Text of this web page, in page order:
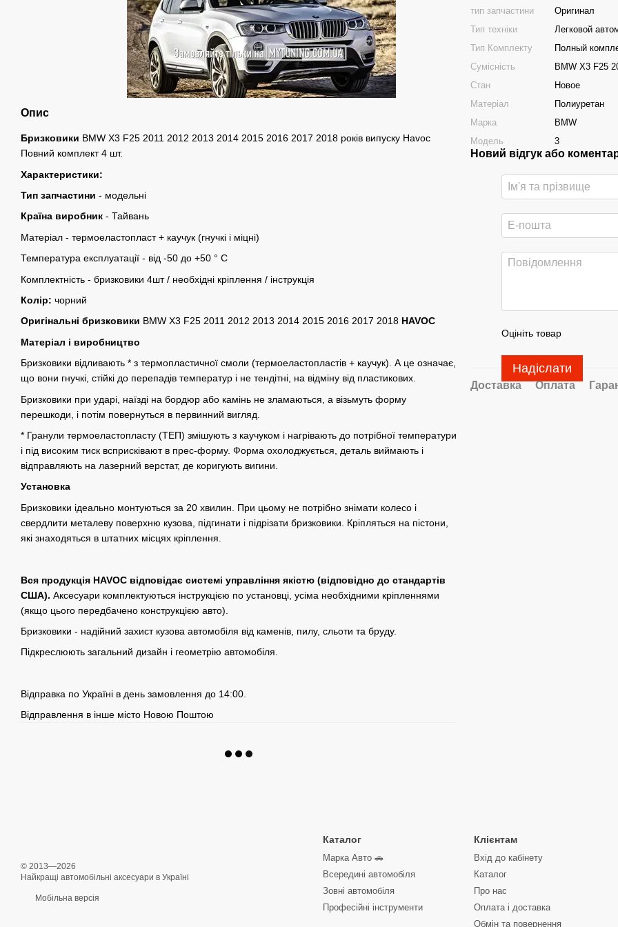
Опис
Бризковики BMW X3 F25 2011 2012 2013 2014 2015 2016 2017 2018 років випуску Havoc
Повний комплект 4 шт.
Характеристики:
Тип запчастини - модельні
Країна виробник - Тайвань
Матеріал - термоеластопласт + ​​каучук (гнучкі і міцні)
Температура експлуатації - від -50 до +50 ° C
Комплектність - бризковики 4шт / необхідні кріплення / інструкція
Колір: чорний
Оригінальні бризковики BMW X3 F25 2011 2012 2013 2014 2015 2016 2017 2018 HAVOC
Матеріал і виробництво
Бризковики відливають * з термопластичної смоли (термоеластопластів + ​​каучук). А це означає,
що вони гнучкі, стійкі до перепадів температур і не тендітні, на відміну від пластикових.
Бризковики при ударі, наїзді на бордюр або камінь не зламаються, а візьмуть форму
перешкоди, і потім повернуться в первинний вигляд.
* Гранули термоеластопласту (ТЕП) змішують з каучуком і нагрівають до потрібної температури
і під високим тиск всприсківают в прес-форму. Форма охолоджується, деталь виймають і
відправляють на лазерний верстат, де коригують вигини.
Установка
Бризковики ідеально монтуються за 20 хвилин. При цьому не потрібно знімати колесо і
свердлити металеву поверхню кузова, підгинати і підрізати бризковики. Кріпляться на пістони,
які знаходяться в штатних місцях кріплення.
Вся продукція HAVOC відповідає системі управління якістю (відповідно до стандартів
США). Аксесуари комплектуються інструкцією по установці, усіма необхідними кріпленнями
(якщо цього передбачено конструкцією авто).
Бризковики - надійний захист кузова автомобіля від каменів, пилу, сльоти та бруду.
Підкреслюють загальний дизайн і геометрію автомобіля.
Відправка по Україні в день замовлення до 14:00.
Відправлення в інше місто Новою Поштою
тип запчастини
Оригинал
Тип техніки
Легковой
Тип Комплекту
Полный
Сумісність
BMW X3 F25
Стан
Новое
Матеріал
Полиуретан
Марка
BMW
Модель
3
Новий відгук або
Оцініть товар
Надіслати
Доставка Оплата
© 2013—2026
Найкращі автомобільні аксесуари в Україні
Мобільна версія
Каталог
Марка Авто 🚗
Всередині автомобіля
Зовні автомобіля
Професійні інструменти
Клієнтам
Вхід до кабінету
Каталог
Про нас
Оплата і доставка
Обмін та повернення